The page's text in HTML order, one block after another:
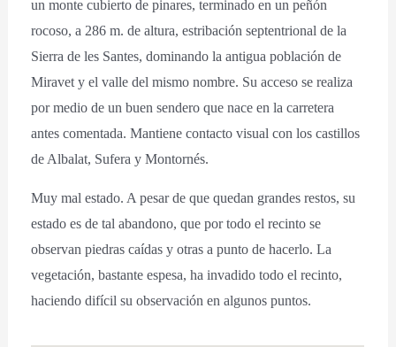
un monte cubierto de pinares, terminado en un peñón
rocoso, a 286 m. de altura, estribación septentrional de la
Sierra de les Santes, dominando la antigua población de
Miravet y el valle del mismo nombre. Su acceso se realiza
por medio de un buen sendero que nace en la carretera
antes comentada. Mantiene contacto visual con los castillos
de Albalat, Sufera y Montornés.
Muy mal estado. A pesar de que quedan grandes restos, su
estado es de tal abandono, que por todo el recinto se
observan piedras caídas y otras a punto de hacerlo. La
vegetación, bastante espesa, ha invadido todo el recinto,
haciendo difícil su observación en algunos puntos.